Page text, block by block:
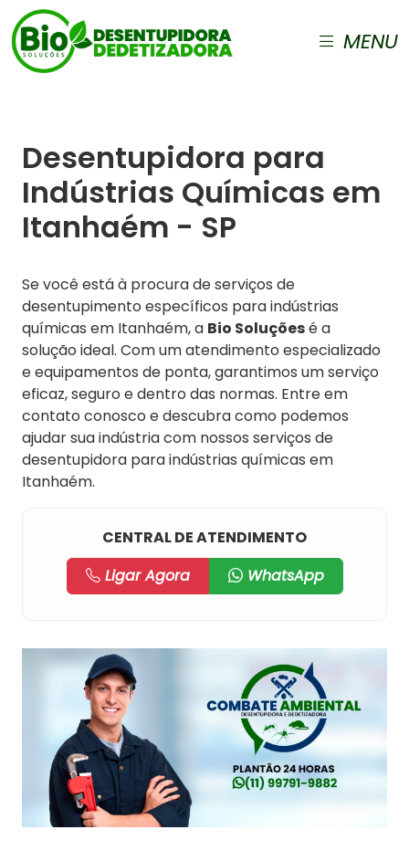
MENU
Desentupidora para
Indústrias Químicas em
Itanhaém - SP
Se você está à procura de serviços de
desentupimento específicos para indústrias
químicas em Itanhaém, a Bio Soluçõesé a
solução ideal. Com um atendimento especializado
e equipamentos de ponta, garantimos um serviço
eficaz, seguro e dentro das normas. Entre em
contato conosco e descubra como podemos
ajudar sua indústria com nossos serviços de
desentupidora para indústrias químicas em
Itanhaém.
CENTRAL DE ATENDIMENTO
Ligar Agora
WhatsApp